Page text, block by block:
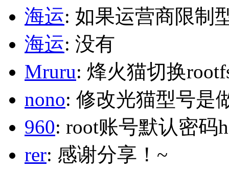
海运: 如果运营商限制
海运: 没有
Mruru: 烽火猫切换
nono: 修改光猫型号是
960: root账号默认密码
rer: 感谢分享！~